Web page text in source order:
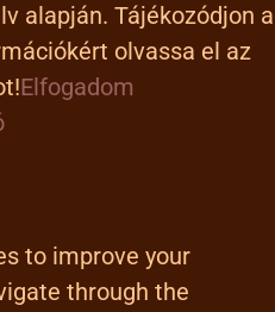
alapján. Tájékozódjon a
olvassa el az
Elfogadom
to improve your
through the